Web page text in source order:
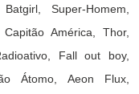
Super-Homem,
América, Thor,
Fall out boy,
Átomo, Aeon Flux,